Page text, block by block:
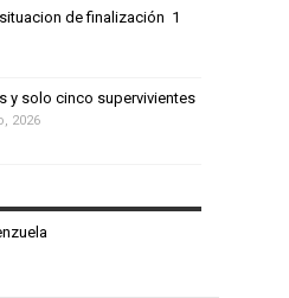
de finalización 1
y solo cinco supervivientes
2026